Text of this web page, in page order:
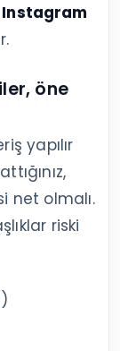
Instagram
öne
yapılır
net olmalı.
riski